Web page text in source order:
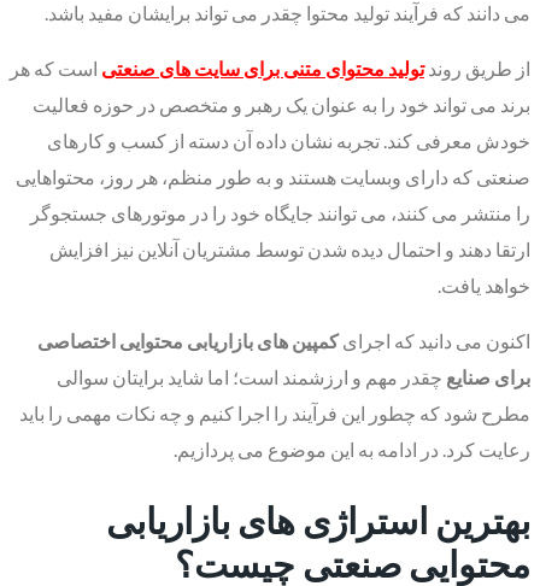
می دانند که فرآیند تولید محتوا چقدر می تواند برایشان مفید باشد.
از طریق روندتولید محتوای متنی برای سایت های صنعتی است که هر
برند می تواند خود را به عنوان یک رهبر و متخصص در حوزه فعالیت
خودش معرفی کند. تجربه نشان داده آن دسته از کسب و کارهای
صنعتی که دارای وبسایت هستند و به طور منظم، هر روز، محتواهایی
را منتشر می کنند، می توانند جایگاه خود را در موتورهای جستجوگر
ارتقا دهند و احتمال دیده شدن توسط مشتریان آنلاین نیز افزایش
خواهد یافت.
اکنون می دانید که اجرایکمپین های بازاریابی محتوایی اختصاصی
برای صنایع چقدر مهم و ارزشمند است؛ اما شاید برایتان سوالی
مطرح شود که چطور این فرآیند را اجرا کنیم و چه نکات مهمی را باید
رعایت کرد. در ادامه به این موضوع می پردازیم.
بهترین استراژی های بازاریابی
محتوایی صنعتی چیست؟